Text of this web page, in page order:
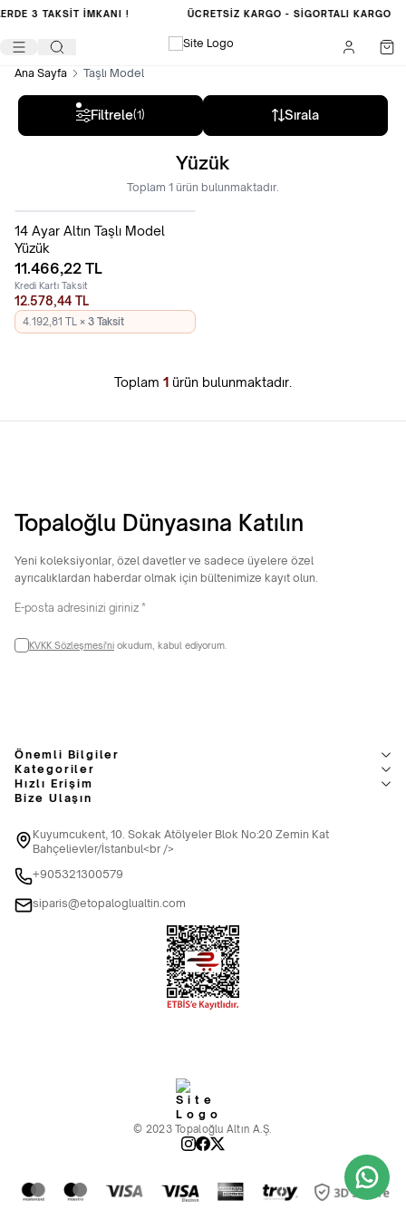
3 TAKSİT İMKANI ! ÜCRETSIZ KARGO - SIGORTALI KARGO
Ana Sayfa Taşlı Model
Filtrele(1) Sırala
Yüzük
Toplam 1 ürün bulunmaktadır.
14 Ayar Altın Taşlı Model
Yüzük
11.466,22 TL
Kredi Kartı Taksit
12.578,44 TL
4.192,81 TL × 3 Taksit
Toplam 1 ürün bulunmaktadır.
Topaloğlu Dünyasına Katılın
Yeni koleksiyonlar, özel davetler ve sadece üyelere özel
ayrıcalıklardan haberdar olmak için bültenimize kayıt olun.
KVKK Sözleşmesi'ni okudum, kabul ediyorum.
Önemli Bilgiler
Kategoriler
Hızlı Erişim
Bize Ulaşın
Kuyumcukent, 10. Sokak Atölyeler Blok No:20 Zemin Kat
Bahçelievler/İstanbul<br />
+905321300579
siparis@etopaloglualtin.com
© 2023 Topaloğlu Altın A.Ş.